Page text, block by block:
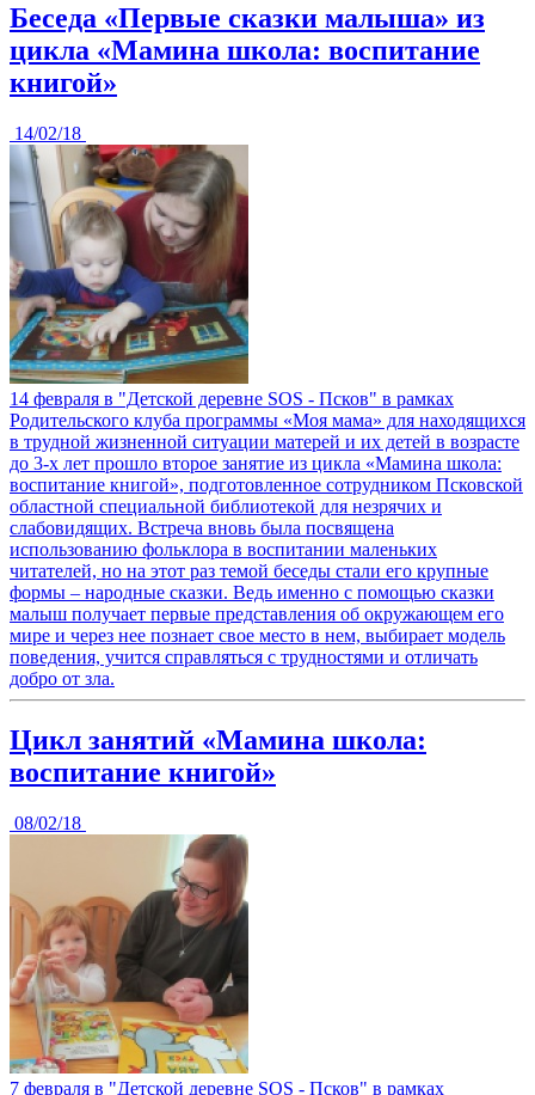
Беседа «Первые сказки малыша» из
цикла «Мамина школа: воспитание
книгой»
14/02/18
14 февраля в "Детской деревне SOS - Псков" в рамках
Родительского клуба программы «Моя мама» для находящихся
в трудной жизненной ситуации матерей и их детей в возрасте
до 3-х лет прошло второе занятие из цикла «Мамина школа:
воспитание книгой», подготовленное сотрудником Псковской
областной специальной библиотекой для незрячих и
слабовидящих. Встреча вновь была посвящена
использованию фольклора в воспитании маленьких
читателей, но на этот раз темой беседы стали его крупные
формы – народные сказки. Ведь именно с помощью сказки
малыш получает первые представления об окружающем его
мире и через нее познает свое место в нем, выбирает модель
поведения, учится справляться с трудностями и отличать
добро от зла.
Цикл занятий «Мамина школа:
воспитание книгой»
08/02/18
7 февраля в "Детской деревне SOS - Псков" в рамках